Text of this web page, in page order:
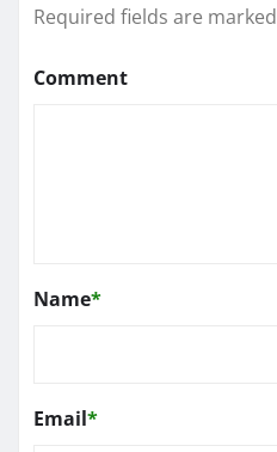
Required fields are marked
Comment
Name*
Email*